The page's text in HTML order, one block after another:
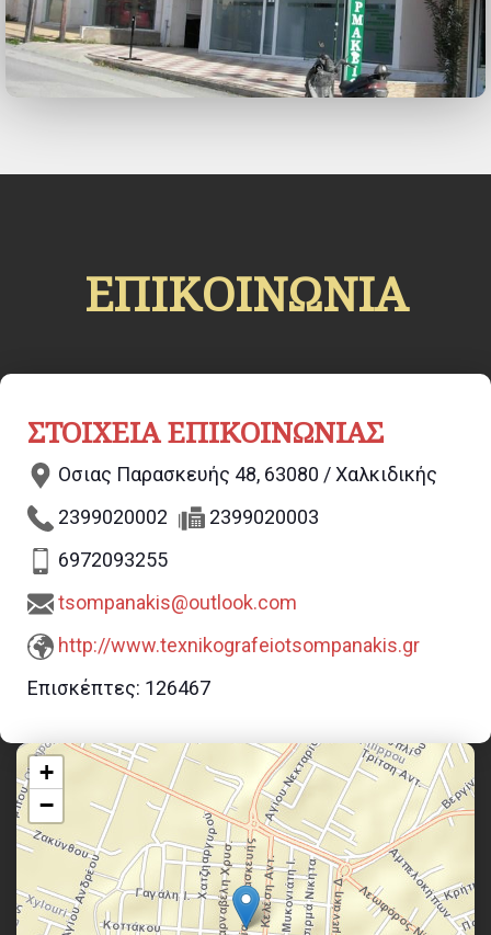
ΕΠΙΚΟΙΝΩΝΙΑ
ΣΤΟΙΧΕΙΑ ΕΠΙΚΟΙΝΩΝΙΑΣ
Οσιας Παρασκευής 48, 63080 / Χαλκιδικής
2399020002
2399020003
6972093255
tsompanakis@outlook.com
http://www.texnikografeiotsompanakis.gr
Επισκέπτες: 126467
+
−